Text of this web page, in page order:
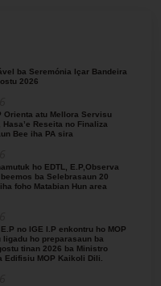
ba Seremónia Içar Bandeira
2026
Orienta atu Mellora Servisu
Hasa’e Reseita no Finaliza
Bee iha PA sira
ho EDTL, E.P,Observa
ba Selebrasaun 20
foho Matabian Hun area
no IGE I.P enkontru ho MOP
ligadu ho preparasaun ba
tinan 2026 ba Ministro
Edifisiu MOP Kaikoli Dili.